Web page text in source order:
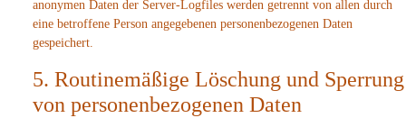
anonymen Daten der Server-Logfiles werden getrennt von allen durch
eine betroffene Person angegebenen personenbezogenen Daten
gespeichert.
5. Routinemäßige Löschung und Sperrung
von personenbezogenen Daten